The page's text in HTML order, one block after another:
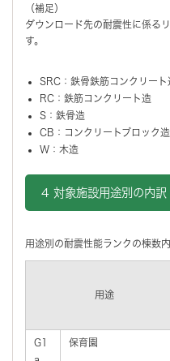
（補足）
ダウンロード先の耐震性に係る
す。
SRC：鉄骨鉄筋コンクリート
RC：鉄筋コンクリート造
S：鉄骨造
CB：コンクリートブロック造
W：木造
4 対象施設用途別の内訳
用途別の耐震性能ランクの棟数
用途
G1
保育園